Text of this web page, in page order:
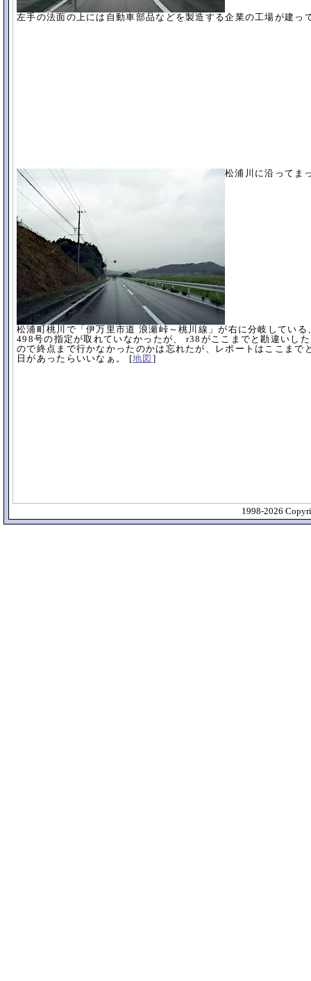
左手の法面の上には自動車部品などを製造する企業の工場が建っ
松浦川に沿ってま
松浦町桃川で「伊万里市道 浪瀬峠～桃川線」が右に分岐してい
498号の指定が取れていなかったが、 r38がここまでと勘違いし
ので終点まで行かなかったのかは忘れたが、レポートはここまで
日があったらいいなぁ。 [地図 ]
1998-2026